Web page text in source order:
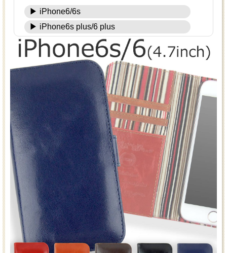
▶ iPhone6/6s
▶ iPhone6s plus/6 plus